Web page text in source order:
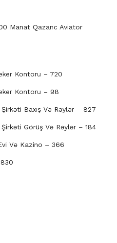
Manat Qazanc Aviator
Kontoru – 720
Kontoru – 98
Baxış Və Rəylər – 827
Görüş Və Rəylər – 184
Və Kazino – 366